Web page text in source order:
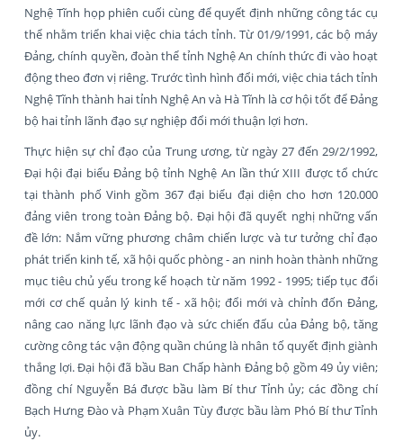
Nghệ Tĩnh họp phiên cuối cùng để quyết định những công tác cụ
thể nhằm triển khai việc chia tách tỉnh. Từ 01/9/1991, các bộ máy
Đảng, chính quyền, đoàn thể tỉnh Nghệ An chính thức đi vào hoạt
động theo đơn vị riêng. Trước tình hình đổi mới, việc chia tách tỉnh
Nghệ Tĩnh thành hai tỉnh Nghệ An và Hà Tĩnh là cơ hội tốt để Đảng
bộ hai tỉnh lãnh đạo sự nghiệp đổi mới thuận lợi hơn.
Thực hiện sự chỉ đạo của Trung ương, từ ngày 27 đến 29/2/1992,
Đại hội đại biểu Đảng bộ tỉnh Nghệ An lần thứ XIII được tổ chức
tại thành phố Vinh gồm 367 đại biểu đại diện cho hơn 120.000
đảng viên trong toàn Đảng bộ. Đại hội đã quyết nghị những vấn
đề lớn: Nắm vững phương châm chiến lược và tư tưởng chỉ đạo
phát triển kinh tế, xã hội quốc phòng - an ninh hoàn thành những
mục tiêu chủ yếu trong kế hoạch từ năm 1992 - 1995; tiếp tục đổi
mới cơ chế quản lý kinh tế - xã hội; đổi mới và chỉnh đốn Đảng,
nâng cao năng lực lãnh đạo và sức chiến đấu của Đảng bộ, tăng
cường công tác vận động quần chúng là nhân tố quyết định giành
thắng lợi. Đại hội đã bầu Ban Chấp hành Đảng bộ gồm 49 ủy viên;
đồng chí Nguyễn Bá được bầu làm Bí thư Tỉnh ủy; các đồng chí
Bạch Hưng Đào và Phạm Xuân Tùy được bầu làm Phó Bí thư Tỉnh
ủy.